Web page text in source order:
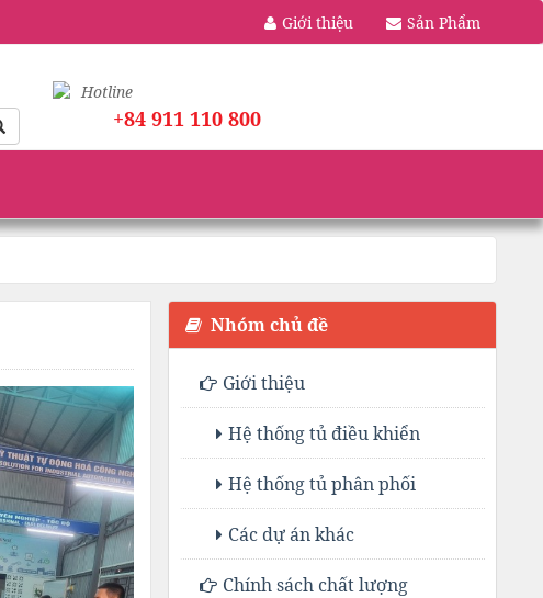
Giới thiệu Sản Phẩm
Hotline
+84 911 110 800
Nhóm chủ đề
Giới thiệu
Hệ thống tủ điều khiển
Hệ thống tủ phân phối
Các dự án khác
Chính sách chất lượng